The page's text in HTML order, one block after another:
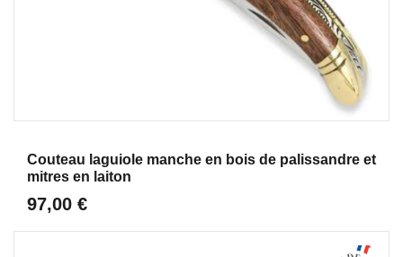
Couteau laguiole manche en bois de palissandre et
mitres en laiton
97,00 €